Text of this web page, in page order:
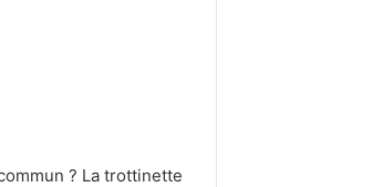
? La trottinette